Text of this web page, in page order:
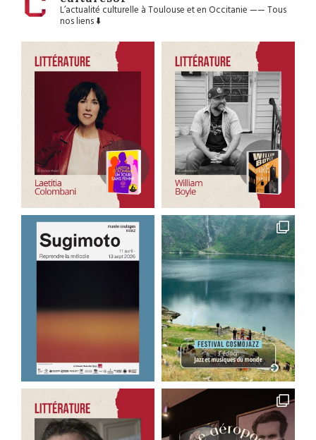
L’actualité culturelle à Toulouse et en Occitanie——Tous
nos liens ⬇️